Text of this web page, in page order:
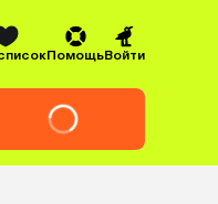
ПомощьВойти